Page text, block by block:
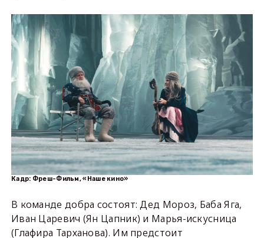
Кадр: Фреш-Фильм, «Наше кино»
В команде добра состоят: Дед Мороз, Баба Яга,
Иван Царевич (Ян Цапник) и Марья-искусница
(Глафира Тарханова). Им предстоит